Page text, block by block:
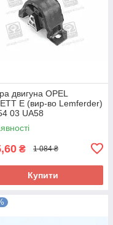
двигуна OPEL
E (вир-во Lemferder)
03 UA58
₴ 1 084 ₴
Купити